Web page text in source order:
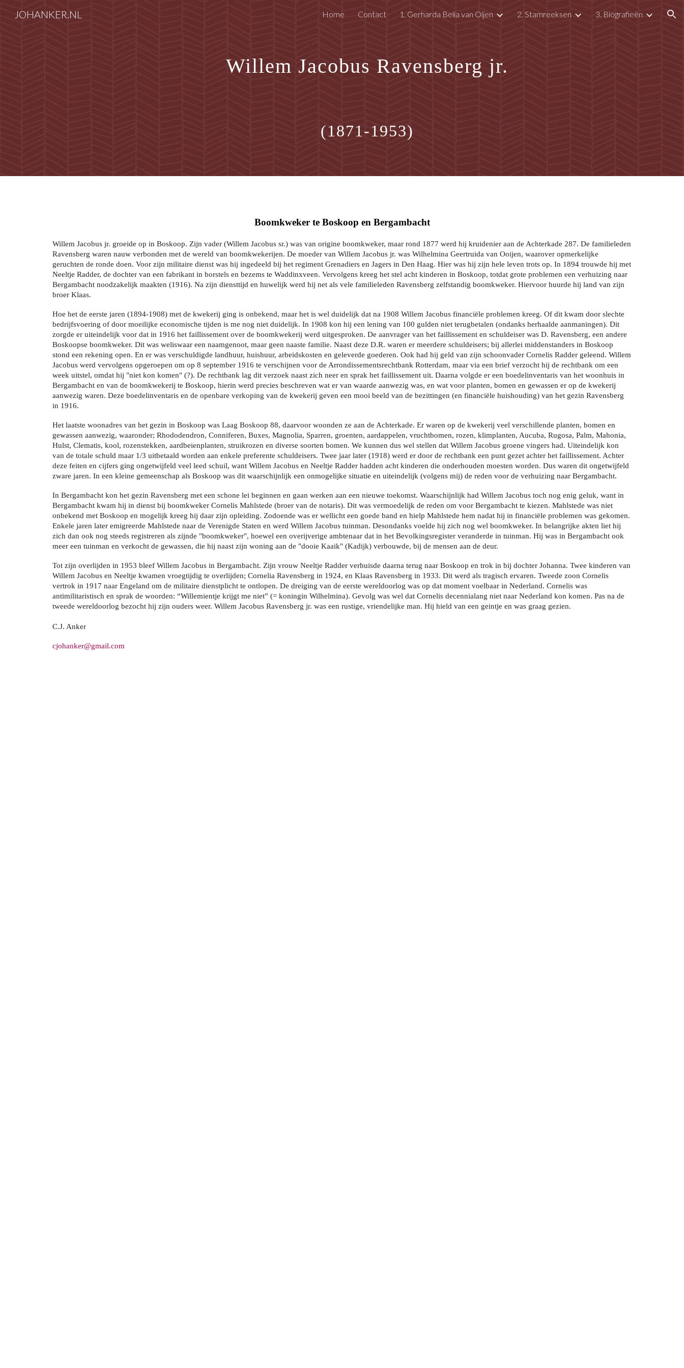
Skip to navigation
JOHANKER.NL Home Contact 1. Gerharda Belia van Oijen 2. Stamreeksen 3. Biografieën
Willem Jacobus Ravensberg jr.
(1871-1953)
Boomkweker te Boskoop en Bergambacht
Willem Jacobus jr. groeide op in Boskoop. Zijn vader (Willem Jacobus sr.) was van origine boomkweker, maar rond 1877 werd hij kruidenier aan de Achterkade 287. De familieleden
Ravensberg waren nauw verbonden met de wereld van boomkwekerijen. De moeder van Willem Jacobus jr. was Wilhelmina Geertruida van Ooijen, waarover opmerkelijke
geruchten de ronde doen. Voor zijn militaire dienst was hij ingedeeld bij het regiment Grenadiers en Jagers in Den Haag. Hier was hij zijn hele leven trots op. In 1894 trouwde hij met
Neeltje Radder, de dochter van een fabrikant in borstels en bezems te Waddinxveen. Vervolgens kreeg het stel acht kinderen in Boskoop, totdat grote problemen een verhuizing naar
Bergambacht noodzakelijk maakten (1916). Na zijn diensttijd en huwelijk werd hij net als vele familieleden Ravensberg zelfstandig boomkweker. Hiervoor huurde hij land van zijn
broer Klaas.
Hoe het de eerste jaren (1894-1908) met de kwekerij ging is onbekend, maar het is wel duidelijk dat na 1908 Willem Jacobus financiële problemen kreeg. Of dit kwam door slechte
bedrijfsvoering of door moeilijke economische tijden is me nog niet duidelijk. In 1908 kon hij een lening van 100 gulden niet terugbetalen (ondanks herhaalde aanmaningen). Dit
zorgde er uiteindelijk voor dat in 1916 het faillissement over de boomkwekerij werd uitgesproken. De aanvrager van het faillissement en schuldeiser was D. Ravensberg, een andere
Boskoopse boomkweker. Dit was weliswaar een naamgenoot, maar geen naaste familie. Naast deze D.R. waren er meerdere schuldeisers; bij allerlei middenstanders in Boskoop
stond een rekening open. En er was verschuldigde landhuur, huishuur, arbeidskosten en geleverde goederen. Ook had hij geld van zijn schoonvader Cornelis Radder geleend. Willem
Jacobus werd vervolgens opgeroepen om op 8 september 1916 te verschijnen voor de Arrondissementsrechtbank Rotterdam, maar via een brief verzocht hij de rechtbank om een
week uitstel, omdat hij "niet kon komen" (?). De rechtbank lag dit verzoek naast zich neer en sprak het faillissement uit. Daarna volgde er een boedelinventaris van het woonhuis in
Bergambacht en van de boomkwekerij te Boskoop, hierin werd precies beschreven wat er van waarde aanwezig was, en wat voor planten, bomen en gewassen er op de kwekerij
aanwezig waren. Deze boedelinventaris en de openbare verkoping van de kwekerij geven een mooi beeld van de bezittingen (en financiële huishouding) van het gezin Ravensberg
in 1916.
Het laatste woonadres van het gezin in Boskoop was Laag Boskoop 88, daarvoor woonden ze aan de Achterkade. Er waren op de kwekerij veel verschillende planten, bomen en
gewassen aanwezig, waaronder; Rhododendron, Conniferen, Buxes, Magnolia, Sparren, groenten, aardappelen, vruchtbomen, rozen, klimplanten, Aucuba, Rugosa, Palm, Mahonia,
Hulst, Clematis, kool, rozenstekken, aardbeienplanten, struikrozen en diverse soorten bomen. We kunnen dus wel stellen dat Willem Jacobus groene vingers had. Uiteindelijk kon
van de totale schuld maar 1/3 uitbetaald worden aan enkele preferente schuldeisers. Twee jaar later (1918) werd er door de rechtbank een punt gezet achter het faillissement. Achter
deze feiten en cijfers ging ongetwijfeld veel leed schuil, want Willem Jacobus en Neeltje Radder hadden acht kinderen die onderhouden moesten worden. Dus waren dit ongetwijfeld
zware jaren. In een kleine gemeenschap als Boskoop was dit waarschijnlijk een onmogelijke situatie en uiteindelijk (volgens mij) de reden voor de verhuizing naar Bergambacht.
In Bergambacht kon het gezin Ravensberg met een schone lei beginnen en gaan werken aan een nieuwe toekomst. Waarschijnlijk had Willem Jacobus toch nog enig geluk, want in
Bergambacht kwam hij in dienst bij boomkweker Cornelis Mahlstede (broer van de notaris). Dit was vermoedelijk de reden om voor Bergambacht te kiezen. Mahlstede was niet
onbekend met Boskoop en mogelijk kreeg hij daar zijn opleiding. Zodoende was er wellicht een goede band en hielp Mahlstede hem nadat hij in financiële problemen was gekomen.
Enkele jaren later emigreerde Mahlstede naar de Verenigde Staten en werd Willem Jacobus tuinman. Desondanks voelde hij zich nog wel boomkweker. In belangrijke akten liet hij
zich dan ook nog steeds registreren als zijnde "boomkweker", hoewel een overijverige ambtenaar dat in het Bevolkingsregister veranderde in tuinman. Hij was in Bergambacht ook
meer een tuinman en verkocht de gewassen, die hij naast zijn woning aan de "dooie Kaaik" (Kadijk) verbouwde, bij de mensen aan de deur.
Tot zijn overlijden in 1953 bleef Willem Jacobus in Bergambacht. Zijn vrouw Neeltje Radder verhuisde daarna terug naar Boskoop en trok in bij dochter Johanna. Twee kinderen van
Willem Jacobus en Neeltje kwamen vroegtijdig te overlijden; Cornelia Ravensberg in 1924, en Klaas Ravensberg in 1933. Dit werd als tragisch ervaren. Tweede zoon Cornelis
vertrok in 1917 naar Engeland om de militaire dienstplicht te ontlopen. De dreiging van de eerste wereldoorlog was op dat moment voelbaar in Nederland. Cornelis was
antimilitaristisch en sprak de woorden: “Willemientje krijgt me niet” (= koningin Wilhelmina). Gevolg was wel dat Cornelis decennialang niet naar Nederland kon komen. Pas na de
tweede wereldoorlog bezocht hij zijn ouders weer. Willem Jacobus Ravensberg jr. was een rustige, vriendelijke man. Hij hield van een geintje en was graag gezien.
C.J. Anker
cjohanker@gmail.com